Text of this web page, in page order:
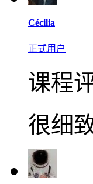
Cécilia
正式用户
课程
很细